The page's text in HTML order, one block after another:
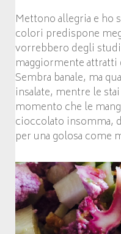
Mettono allegria e ho
colori predispone
vorrebbero degli
maggiormente
Sembra banale, ma
insalate, mentre le
momento che le
cioccolato insomma,
per una golosa come